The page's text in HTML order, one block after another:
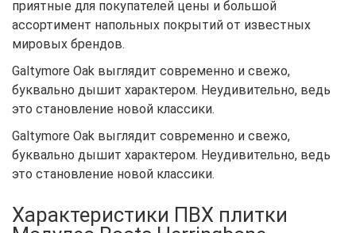
приятные для покупателей цены и большой
ассортимент напольных покрытий от известных
мировых брендов.
Galtymore Oak выглядит современно и свежо,
буквально дышит характером. Неудивительно, ведь
это становление новой классики.
Galtymore Oak выглядит современно и свежо,
буквально дышит характером. Неудивительно, ведь
это становление новой классики.
Характеристики ПВХ плитки